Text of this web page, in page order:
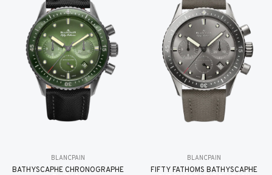
BLANCPAIN
BATHYSCAPHE CHRONOGRAPHE
BLANCPAIN
FIFTY FATHOMS BATHYSCAPHE